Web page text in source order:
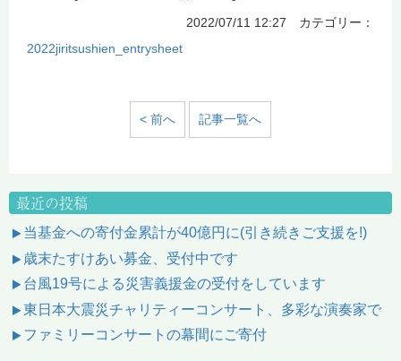
2022/07/11 12:27 カテゴリー：
2022jiritsushien_entrysheet
< 前へ 記事一覧へ
最近の投稿
当基金への寄付金累計が40億円に(引き続きご支援を!)
歳末たすけあい募金、受付中です
台風19号による災害義援金の受付をしています
東日本大震災チャリティーコンサート、多彩な演奏家で
ファミリーコンサートの幕間にご寄付